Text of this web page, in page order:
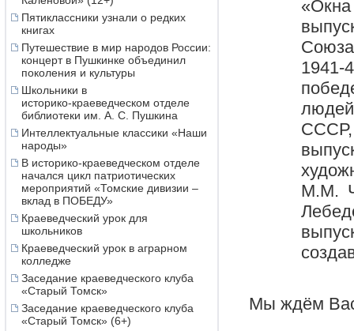
Пятиклассники узнали о редких
книгах
Путешествие в мир народов России:
концерт в Пушкинке объединил
поколения и культуры
Школьники в
историко‑краеведческом отделе
библиотеки им. А. С. Пушкина
Интеллектуальные классики «Наши
народы»
В историко-краеведческом отделе
начался цикл патриотических
мероприятий «Томские дивизии –
вклад в ПОБЕДУ»
Краеведческий урок для
школьников
Краеведческий урок в аграрном
колледже
Заседание краеведческого клуба
«Старый Томск»
Заседание краеведческого клуба
«Старый Томск» (6+)
1941-
СССР,
М.М.
Мы ждём